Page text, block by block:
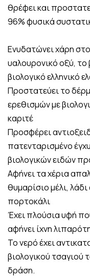
θρέφει και
96% φυσικά
Ενυδατώνει χάρη
υαλουρονικό οξύ, το
βιολογικό ελληνικό
Προστατεύει το
ερεθισμών με
καριτέ
Προσφέρει
πατενταρισμένο
βιολογικών ειδών
Αφήνει τα χέρια
θυμαρίσιο μέλι,
πορτοκάλι
Έχει πλούσια υφή
αφήνει ίχνη
Το νερό έχει
βιολογικού τσαγιού
δράση.